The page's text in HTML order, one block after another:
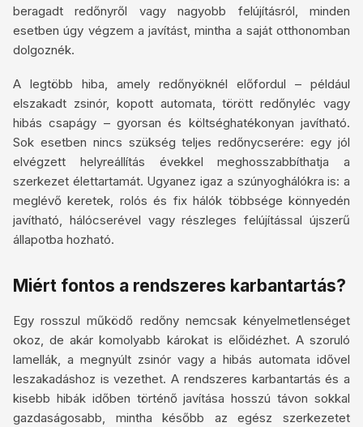
beragadt redőnyről vagy nagyobb felújításról, minden
esetben úgy végzem a javítást, mintha a saját otthonomban
dolgoznék.
A legtöbb hiba, amely redőnyöknél előfordul – például
elszakadt zsinór, kopott automata, törött redőnyléc vagy
hibás csapágy – gyorsan és költséghatékonyan javítható.
Sok esetben nincs szükség teljes redőnycserére: egy jól
elvégzett helyreállítás évekkel meghosszabbíthatja a
szerkezet élettartamát. Ugyanez igaz a szúnyoghálókra is: a
meglévő keretek, rolós és fix hálók többsége könnyedén
javítható, hálócserével vagy részleges felújítással újszerű
állapotba hozható.
Miért fontos a rendszeres karbantartás?
Egy rosszul működő redőny nemcsak kényelmetlenséget
okoz, de akár komolyabb károkat is előidézhet. A szoruló
lamellák, a megnyúlt zsinór vagy a hibás automata idővel
leszakadáshoz is vezethet. A rendszeres karbantartás és a
kisebb hibák időben történő javítása hosszú távon sokkal
gazdaságosabb, mintha később az egész szerkezetet